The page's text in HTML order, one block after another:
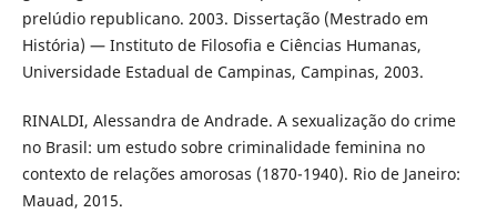
prelúdio republicano. 2003. Dissertação (Mestrado em
História) — Instituto de Filosofia e Ciências Humanas,
Universidade Estadual de Campinas, Campinas, 2003.
RINALDI, Alessandra de Andrade. A sexualização do crime
no Brasil: um estudo sobre criminalidade feminina no
contexto de relações amorosas (1870-1940). Rio de Janeiro:
Mauad, 2015.